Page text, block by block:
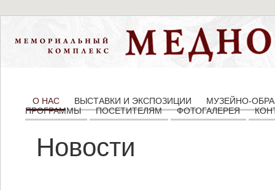
О НАС ВЫСТАВКИ И ЭКСПОЗИЦИИ
МУЗЕЙНО-
ПРОГРАММЫ
ПОСЕТИТЕЛЯМ ФОТОГАЛЕРЕЯ
Новости